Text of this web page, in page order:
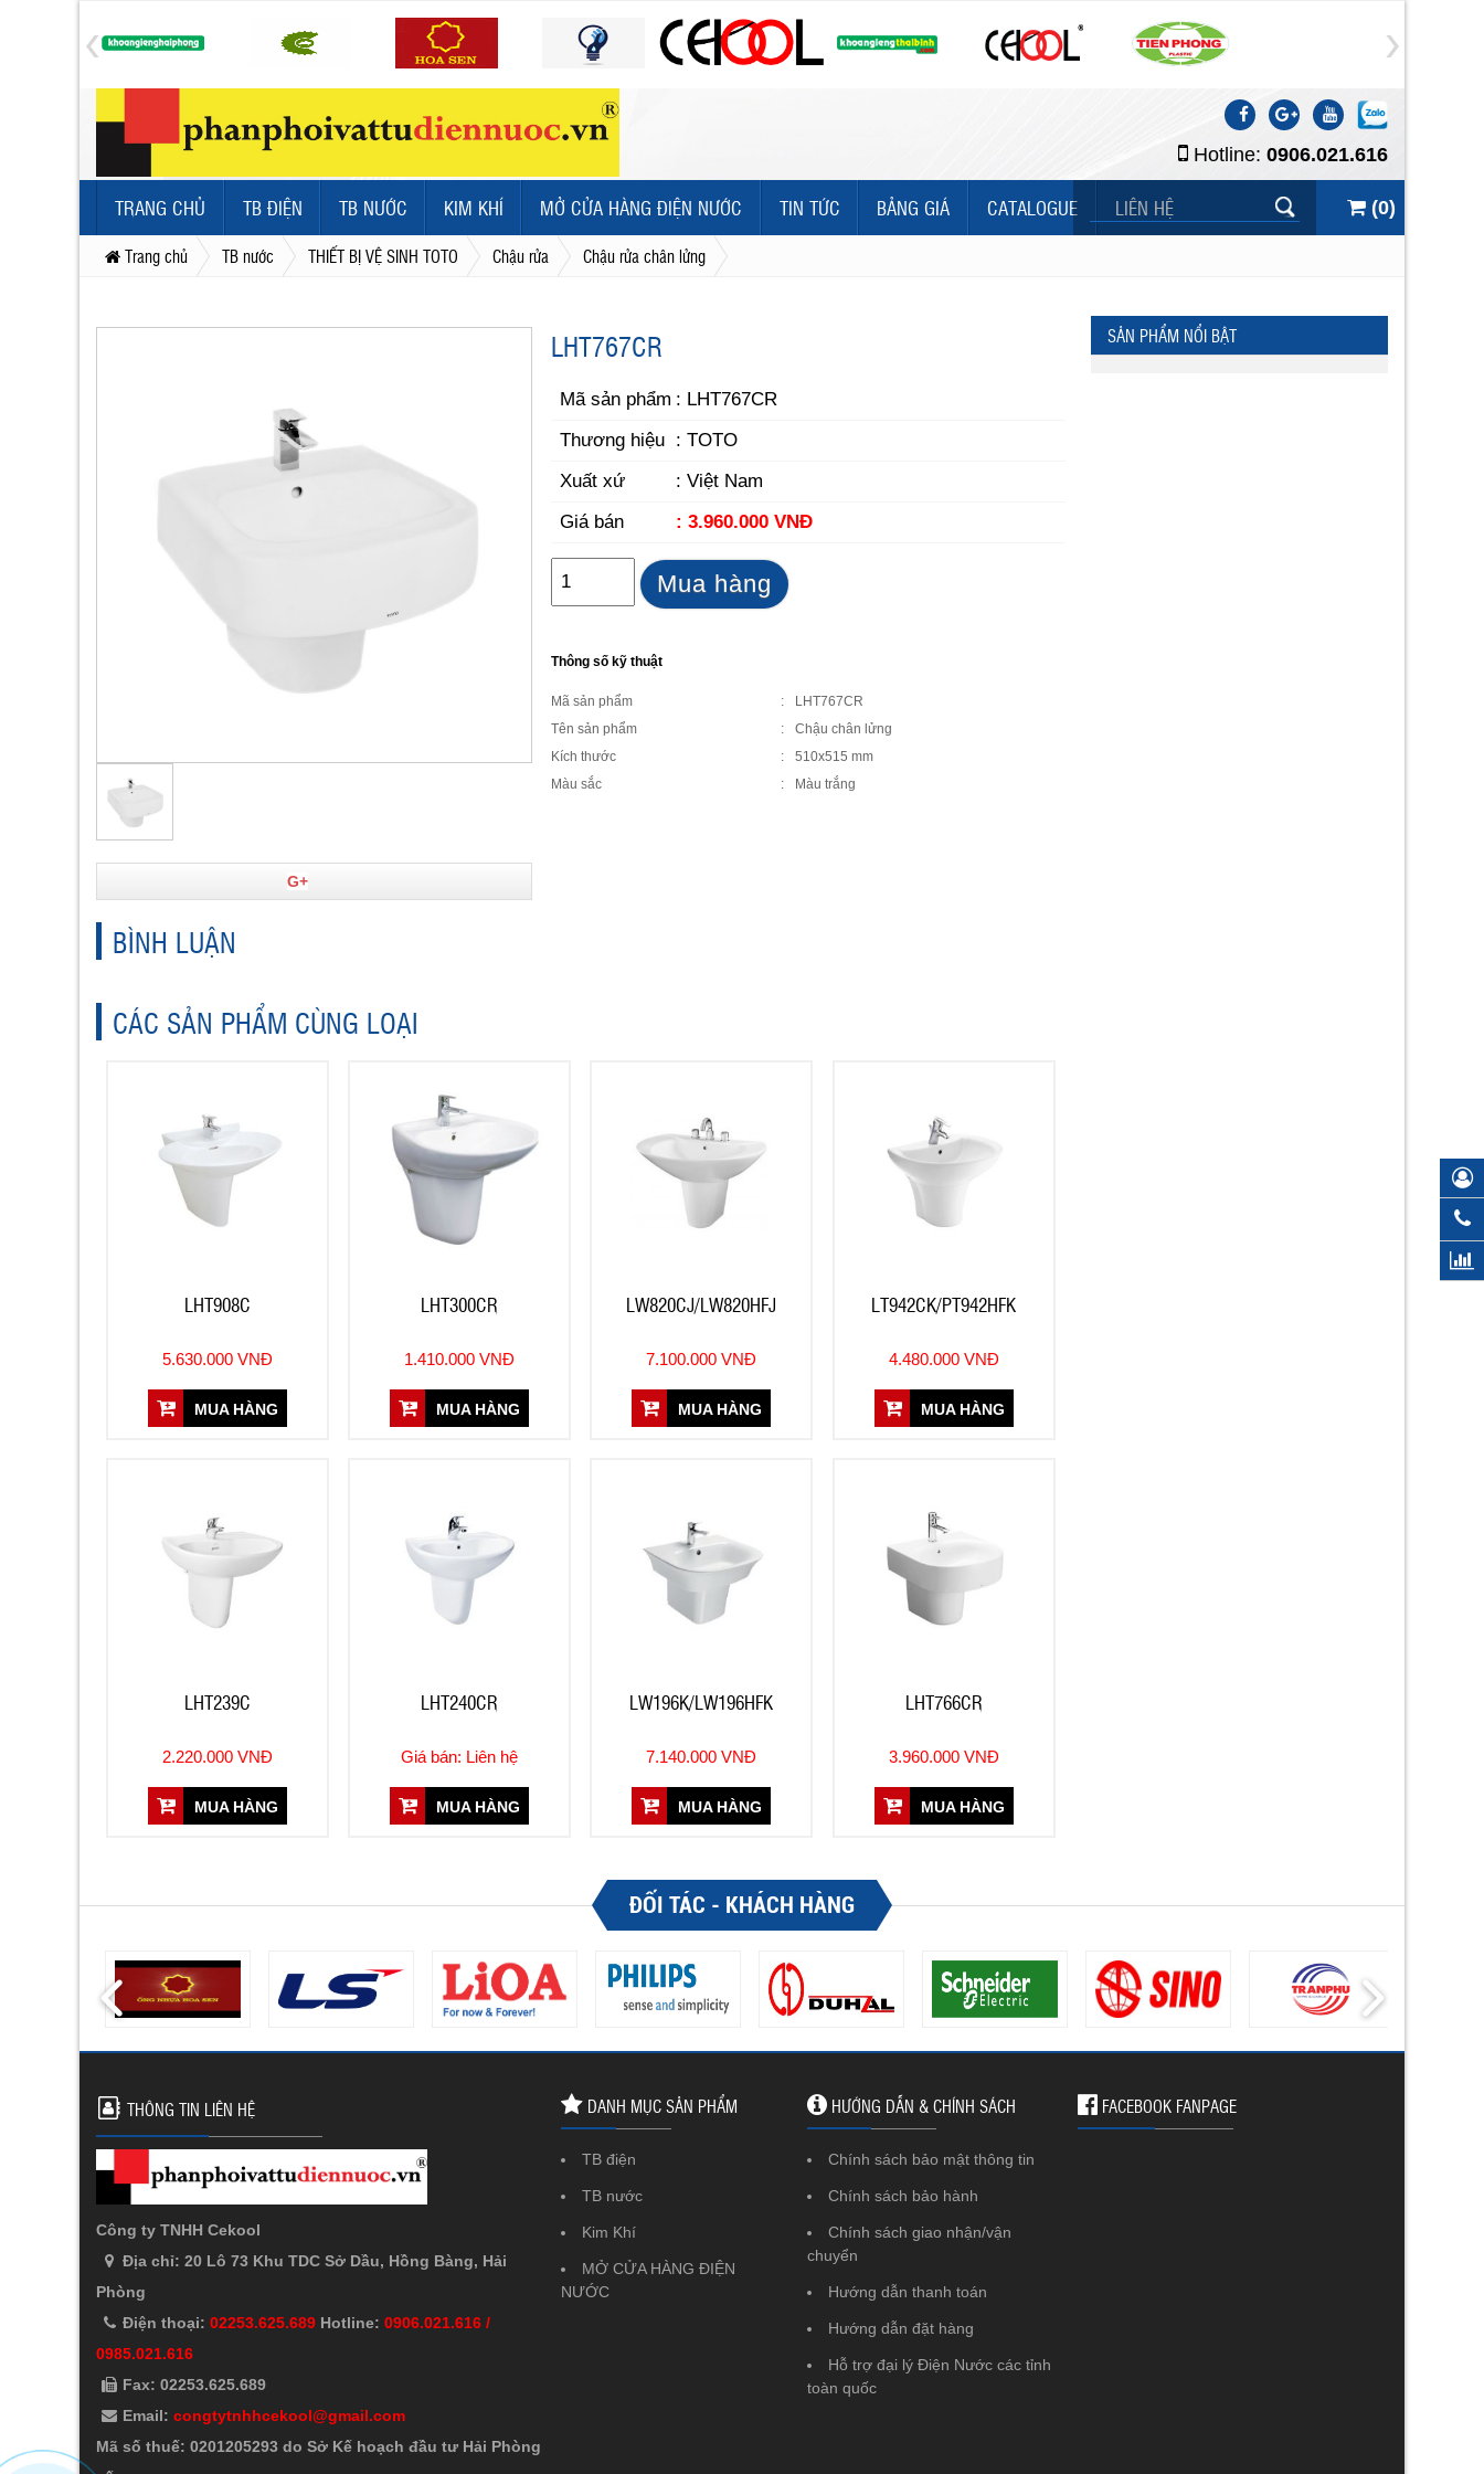
Hotline: 0906.021.616
TRANG CHỦ TB ĐIỆN TB NƯỚC KIM KHÍ MỞ CỬA HÀNG ĐIỆN NƯỚC TIN TỨC BẢNG GIÁ CATALOGUE LIÊN HỆ (0)
Trang chủ TB nước THIẾT BỊ VỆ SINH TOTO Chậu rửa Chậu rửa chân lửng
G+
LHT767CR
Mã sản phẩm : LHT767CR
Thương hiệu : TOTO
Xuất xứ
: Việt Nam
Giá bán
: 3.960.000 VNĐ
Mua hàng
Thông số kỹ thuật
Mã sản phẩm :
LHT767CR
Tên sản phẩm
:
Chậu chân lửng
Kích thước
:
510x515 mm
Màu sắc
: Màu trắng
BÌNH LUẬN
CÁC SẢN PHẨM CÙNG LOẠI
LHT908C
5.630.000 VNĐ
MUA HÀNG
LHT300CR
1.410.000 VNĐ
MUA HÀNG
LW820CJ/LW820HFJ
7.100.000 VNĐ
MUA HÀNG
LT942CK/PT942HFK
4.480.000 VNĐ
MUA HÀNG
LHT239C
2.220.000 VNĐ
MUA HÀNG
LHT240CR
Giá bán: Liên hệ
MUA HÀNG
LW196K/LW196HFK
7.140.000 VNĐ
MUA HÀNG
LHT766CR
3.960.000 VNĐ
MUA HÀNG
SẢN PHẨM NỔI BẬT
ĐỐI TÁC - KHÁCH HÀNG
FACEBOOK FANPAGE
HƯỚNG DẪN & CHÍNH SÁCH
Chính sách bảo mật thông tin
Chính sách bảo hành
Chính sách giao nhận/vận
chuyển
Hướng dẫn thanh toán
Hướng dẫn đặt hàng
Hỗ trợ đại lý Điện Nước các tỉnh
toàn quốc
DANH MỤC SẢN PHẨM
TB điện
TB nước
Kim Khí
MỞ CỬA HÀNG ĐIỆN
NƯỚC
THÔNG TIN LIÊN HỆ
Công ty TNHH Cekool
Địa chỉ: 20 Lô 73 Khu TDC Sở Dầu, Hồng Bàng, Hải
Phòng
Điện thoại: 02253.625.689 Hotline: 0906.021.616 /
0985.021.616
Fax: 02253.625.689
Email: congtytnhhcekool@gmail.com
Mã số thuế: 0201205293 do Sở Kế hoạch đầu tư Hải Phòng